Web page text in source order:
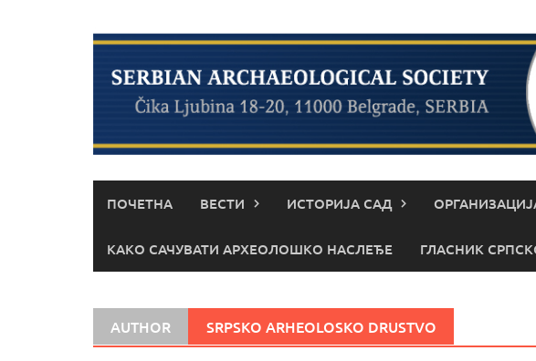
ПОЧЕТНА ВЕСТИ ИСТОРИЈА САД
КАКО САЧУВАТИ АРХЕОЛОШКО НАСЛЕЂЕ ГЛАСНИК
AUTHOR SRPSKO ARHEOLOSKO DRUSTVO